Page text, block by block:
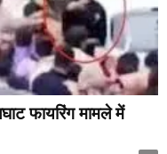
फायरिंग मामले में